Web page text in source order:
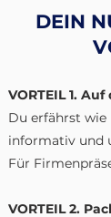
DEIN
VORTEIL 1.
Du erfährst wie
informativ und
Für
VORTEIL 2.